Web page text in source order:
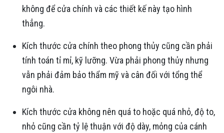
không để cửa chính và các thiết kế này tạo hình
thẳng.
Kích thước cửa chính theo phong thủy cũng cần phải
tính toán tỉ mỉ, kỹ lưỡng. Vừa phải phong thủy nhưng
vẫn phải đảm bảo thẩm mỹ và cân đối với tổng thể
ngôi nhà.
Kích thước cửa không nên quá to hoặc quá nhỏ, độ to,
nhỏ cũng cần tỷ lệ thuận với độ dày, mỏng của cánh